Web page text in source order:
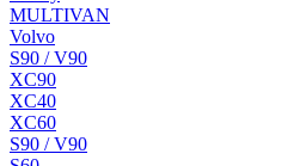
MULTIVAN
Volvo
S90 / V90
XC90
XC40
XC60
S90 / V90